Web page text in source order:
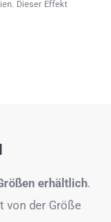
Dieser Effekt
erhältlich.
von der Größe